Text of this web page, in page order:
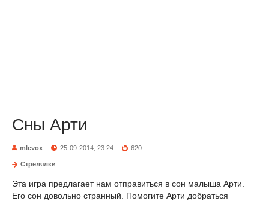
Сны Арти
mlevox 25-09-2014, 23:24 620
Стрелялки
Эта игра предлагает нам отправиться в сон малыша Арти.
Его сон довольно странный. Помогите Арти добраться